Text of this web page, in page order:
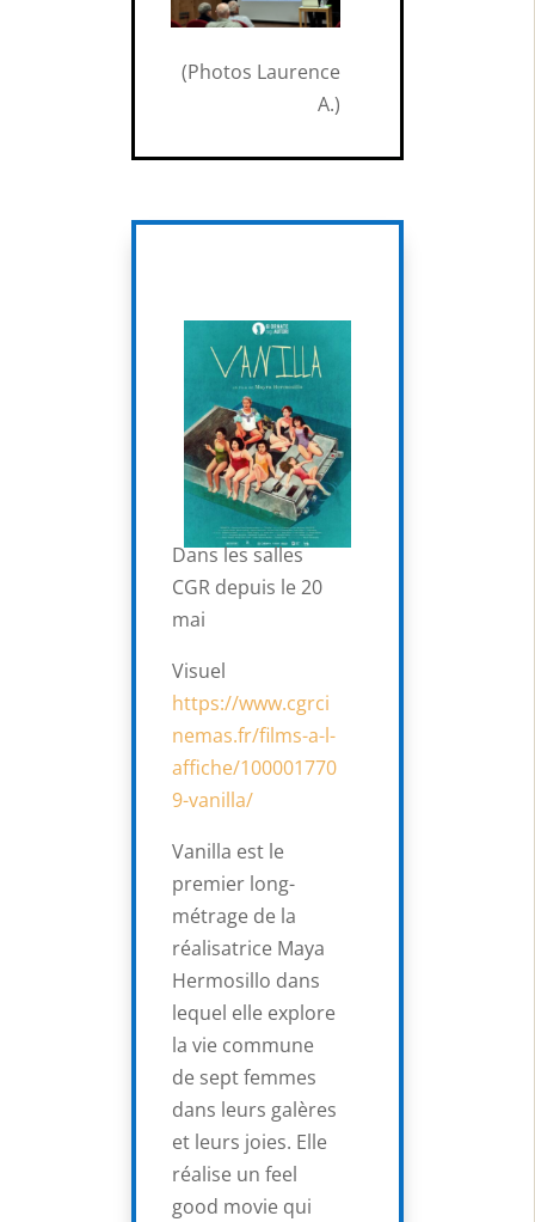
(Photos Laurence
A.)
Dans les salles
CGR depuis le 20
mai
Visuel
https://www.cgrci
nemas.fr/films-a-l-
affiche/100001770
9-vanilla/
Vanilla est le
premier long-
métrage de la
réalisatrice Maya
Hermosillo dans
lequel elle explore
la vie commune
de sept femmes
dans leurs galères
et leurs joies. Elle
réalise un feel
good movie qui